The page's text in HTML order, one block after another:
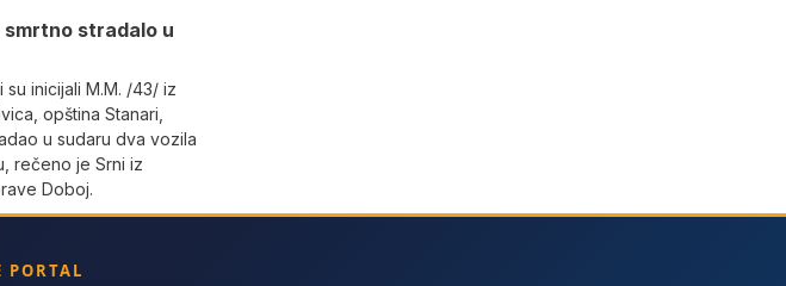
smrtno stradalo u
su inicijali M.M. /43/ iz
opština Stanari,
u sudaru dva vozila
rečeno je Srni iz
Doboj.
PORTAL